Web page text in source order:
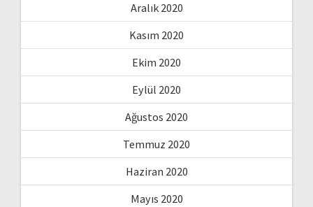
Aralık 2020
Kasım 2020
Ekim 2020
Eylül 2020
Ağustos 2020
Temmuz 2020
Haziran 2020
Mayıs 2020